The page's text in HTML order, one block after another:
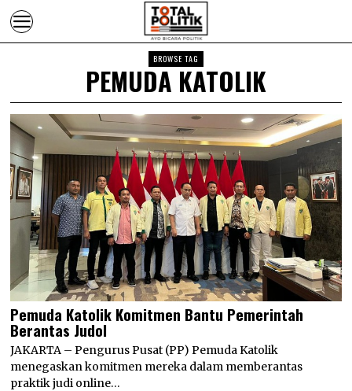
BROWSE TAG
PEMUDA KATOLIK
Pemuda Katolik Komitmen Bantu Pemerintah
Berantas Judol
JAKARTA – Pengurus Pusat (PP) Pemuda Katolik
menegaskan komitmen mereka dalam memberantas
praktik judi online…